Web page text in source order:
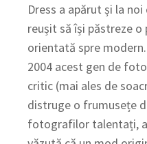
Dress a apărut și la
reușit să își păstreze o
orientată spre
2004 acest gen de
critic (mai ales de
distruge o frumusețe
fotografilor talentați,